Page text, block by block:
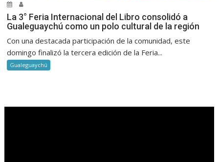
La 3° Feria Internacional del Libro consolidó a
Gualeguaychú como un polo cultural de la región
Con una destacada participación de la comunidad, este
domingo finalizó la tercera edición de la Feria...
Gualeguaychú